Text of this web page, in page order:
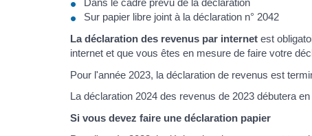
Sur papier libre joint à la déclaration n° 2042
La déclaration des revenus par internet est
internet et que vous êtes en mesure de faire votre
Pour l'année 2023, la déclaration de revenus est
La déclaration 2024 des revenus de 2023 débutera
Si vous devez faire une déclaration papier